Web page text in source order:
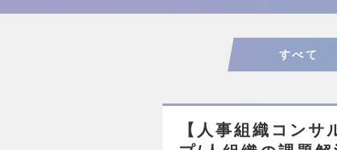
すべて
【人事組織コン